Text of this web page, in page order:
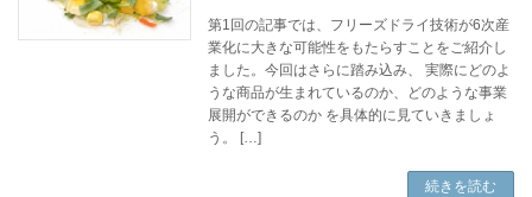
第1回の記事では、フリーズドライ技術が6次産
業化に大きな可能性をもたらすことをご紹介し
ました。今回はさらに踏み込み、 実際にどのよ
うな商品が生まれているのか、どのような事業
展開ができるのか を具体的に見ていきましょ
う。 […]
続きを読む